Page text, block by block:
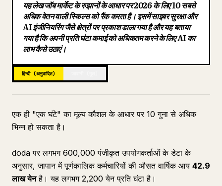
ब्लॉग
अपडेट
यह लेख जॉब मार्केट के रुझानों के आधार पर 2026 के लिए 10 सबसे
अधिक वेतन वाली स्किल्स को रैंक करता है। इसमें साइबर सुरक्षा और
AI इंजीनियरिंग जैसे क्षेत्रों पर प्रकाश डाला गया है और यह बताया
गया है कि अपनी प्रति घंटा कमाई को अधिकतम करने के लिए AI का
लाभ कैसे उठाएं।
हिन्दी (अनुवादित)
एक ही "एक घंटे" का मूल्य कौशल के आधार पर 10 गुना से अधिक
भिन्न हो सकता है।
doda पर लगभग 600,000 पंजीकृत उपयोगकर्ताओं के डेटा के
अनुसार, जापान में पूर्णकालिक कर्मचारियों की औसत वार्षिक आय 42.9
लाख येनहै। यह लगभग 2,200 येन प्रति घंटा है।